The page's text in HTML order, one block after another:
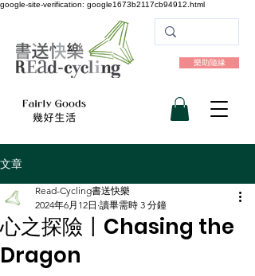
google-site-verification: google1673b2117cb94912.html
樂助隨緣
文章
心之探險〡Chasing the
Dragon
Read-Cycling書送快樂
2024年6月12日 讀畢需時 3 分鐘